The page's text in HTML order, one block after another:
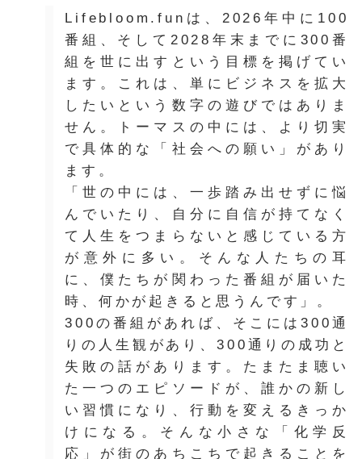
Lifebloom.funは、2026年中に100
番組、そして2028年末までに300番
組を世に出すという目標を掲げてい
ます。これは、単にビジネスを拡大
したいという数字の遊びではありま
せん。トーマスの中には、より切実
で具体的な「社会への願い」があり
ます。
「世の中には、一歩踏み出せずに悩
んでいたり、自分に自信が持てなく
て人生をつまらないと感じている方
が意外に多い。そんな人たちの耳
に、僕たちが関わった番組が届いた
時、何かが起きると思うんです」。
300の番組があれば、そこには300通
りの人生観があり、300通りの成功と
失敗の話があります。たまたま聴い
た一つのエピソードが、誰かの新し
い習慣になり、行動を変えるきっか
けになる。そんな小さな「化学反
応」が街のあちこちで起きることを